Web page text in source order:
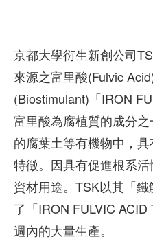
京都大學衍生新創公司
來源之富里酸(Fulvic
(Biostimulant)「IRON
富里酸為腐植質的成分
的腐葉土等有機物中，
特徵。因具有促進根系
資材用途。TSK以其「
了「IRON FULVIC
週內的大量生產。